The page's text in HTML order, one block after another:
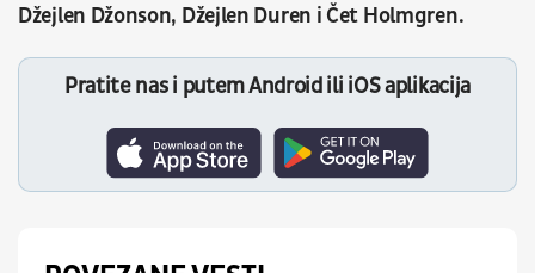
Džejlen Džonson, Džejlen Duren i Čet Holmgren.
Pratite nas i putem Android ili iOS aplikacija